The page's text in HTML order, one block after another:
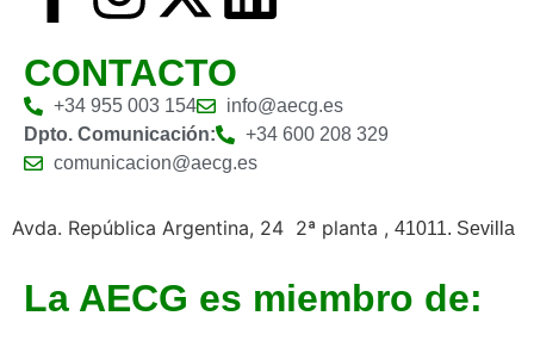
CONTACTO
+34 955 003 154
info@aecg.es
Dpto. Comunicación:
+34 600 208 329
comunicacion@aecg.es
Avda. República Argentina, 24 2ª planta , 41011. Sevilla
La AECG es miembro de: